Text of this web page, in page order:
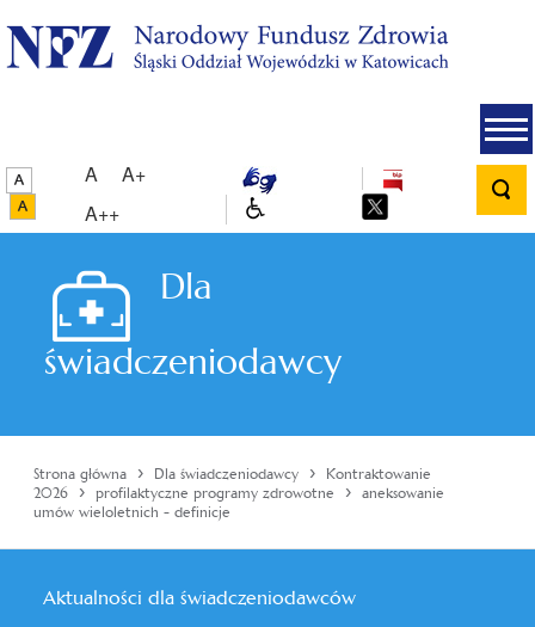
A
A+
A++
Dla
świadczeniodawcy
Strona główna › Dla świadczeniodawcy › Kontraktowanie
2026
› profilaktyczne programy zdrowotne › aneksowanie
umów wieloletnich - definicje
Aktualności dla świadczeniodawców